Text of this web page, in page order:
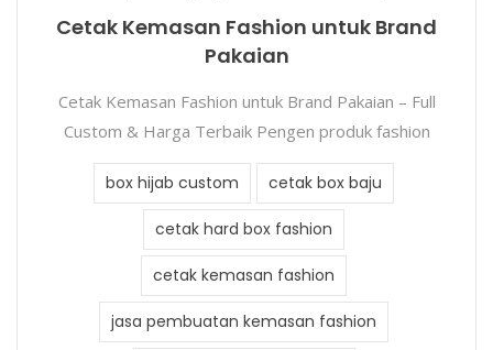
Cetak Kemasan Fashion untuk Brand
Pakaian
Cetak Kemasan Fashion untuk Brand Pakaian – Full
Custom & Harga Terbaik Pengen produk fashion
box hijab custom cetak box baju
cetak hard box fashion
cetak kemasan fashion
jasa pembuatan kemasan fashion